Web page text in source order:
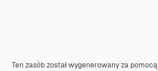
Ten zasób został wygenerowany za pomocą